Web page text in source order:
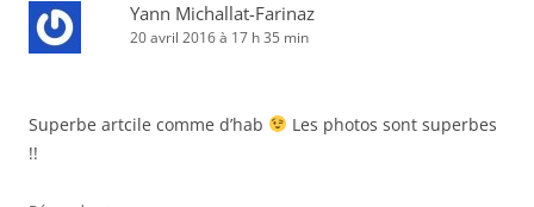
Yann Michallat-Farinaz
20 avril 2016 à 17 h 35 min
Superbe artcile comme d’hab
Les photos sont superbes
!!